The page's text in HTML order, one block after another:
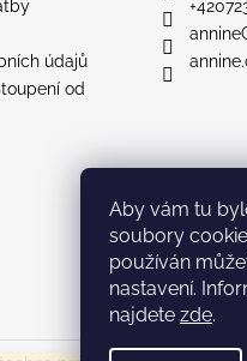
Aby vám tu
soubory
používán
nastavení.
najdete zde.
údajů
od